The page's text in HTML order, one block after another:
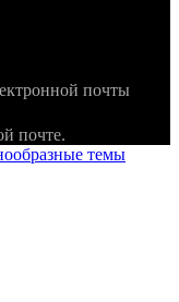
почты
почте.
темы